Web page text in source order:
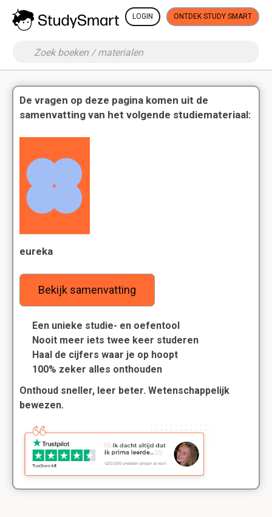
LOGIN ONTDEK STUDY SMART
De vragen op deze pagina komen uit de
samenvatting van het volgende studiemateriaal:
eureka
Bekijk samenvatting
Een unieke studie- en oefentool
Nooit meer iets twee keer studeren
Haal de cijfers waar je op hoopt
100% zeker alles onthouden
Onthoud sneller, leer beter. Wetenschappelijk
bewezen.